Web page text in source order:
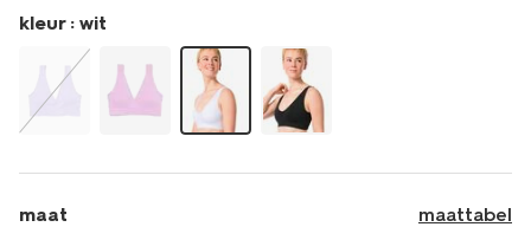
wit-
21930806WHITE.html
kleur : wit
maat maattabel